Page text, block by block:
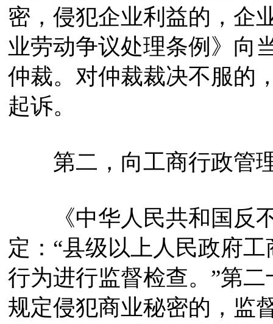
密，侵犯企业利益的，企
业劳动争议处理条例》向
仲裁。对仲裁裁决不服的
起诉。
第二，向工商行政管
《中华人民共和国反不
定：“县级以上人民政府
行为进行监督检查。”第
规定侵犯商业秘密的，监